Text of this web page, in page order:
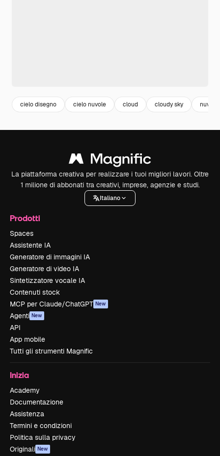
cielo disegno cielo nuvole cloud cloudy sky nuvole
La piattaforma creativa per realizzare i tuoi migliori lavori. Oltre
1 milione di abbonati tra creativi, imprese, agenzie e studi.
Italiano
Prodotti
Spaces
Assistente IA
Generatore di immagini IA
Generatore di video IA
Sintetizzatore vocale IA
Contenuti stock
MCP per Claude/ChatGPT New
Agenti New
API
App mobile
Tutti gli strumenti Magnific
Inizia
Academy
Documentazione
Assistenza
Termini e condizioni
Politica sulla privacy
Originali New